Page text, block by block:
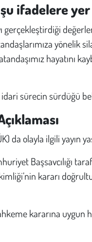
şu ifadelere
gerçekleştirdiği
yönelik
hayatını
idari sürecin sürdüğü
da olayla ilgili yayın
Başsavcılığı
kararı
kararına